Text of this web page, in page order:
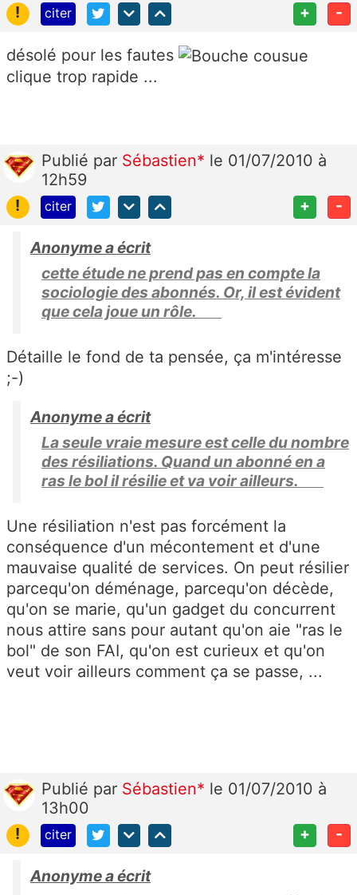
!
citer + -
désolé pour les fautes
clique trop rapide ...
Publié par Sébastien* le 01/07/2010 à
12h59
!
citer + -
Anonyme a écrit
cette étude ne prend pas en compte la
sociologie des abonnés. Or, il est évident
que cela joue un rôle.
Détaille le fond de ta pensée, ça m'intéresse
;-)
Anonyme a écrit
La seule vraie mesure est celle du nombre
des résiliations. Quand un abonné en a
ras le bol il résilie et va voir ailleurs.
Une résiliation n'est pas forcément la
conséquence d'un mécontement et d'une
mauvaise qualité de services. On peut résilier
parcequ'on déménage, parcequ'on décède,
qu'on se marie, qu'un gadget du concurrent
nous attire sans pour autant qu'on aie "ras le
bol" de son FAI, qu'on est curieux et qu'on
veut voir ailleurs comment ça se passe, ...
Publié par Sébastien* le 01/07/2010 à
13h00
!
citer + -
Anonyme a écrit